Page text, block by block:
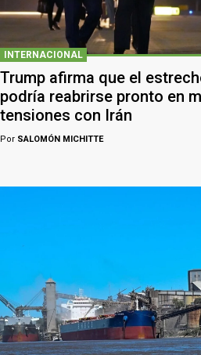
INTERNACIONAL
Trump afirma que el
podría reabrirse pronto en
tensiones con Irán
Por SALOMÓN MICHITTE